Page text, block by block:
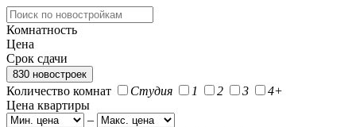
Комнатность
Цена
Срок сдачи
830 новостроек
Количество комнат Студия 1 2 3
4+
Цена квартиры
–